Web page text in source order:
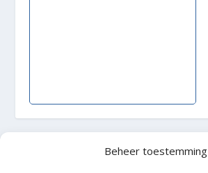
Beheer toestemming